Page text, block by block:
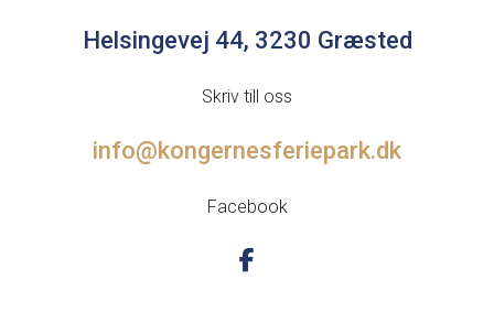
Helsingevej 44, 3230 Græsted
Skriv till oss
info@kongernesferiepark.dk
Facebook